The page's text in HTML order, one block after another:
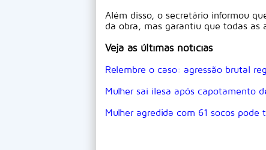
Além disso, o secretário informou
da obra, mas garantiu que todas as
Veja as últimas notícias
Relembre o caso: agressão brutal
Mulher sai ilesa após capotamento
Mulher agredida com 61 socos